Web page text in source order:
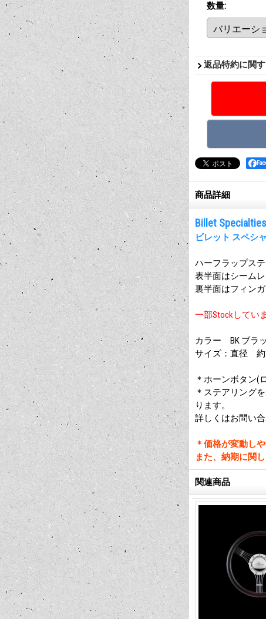
数量:
返品特約に関
商品詳細
Billet
ビレット スペシ
ハーフラップステ
表半面はシーム
裏半面はフィン
一部Stockしてい
カラー BK ブラッ
サイズ：直径 約
＊ホーンボタン(
＊ステアリング
ります。
詳しくはお問い合
＊価格が変動し
また、納期に関
関連商品